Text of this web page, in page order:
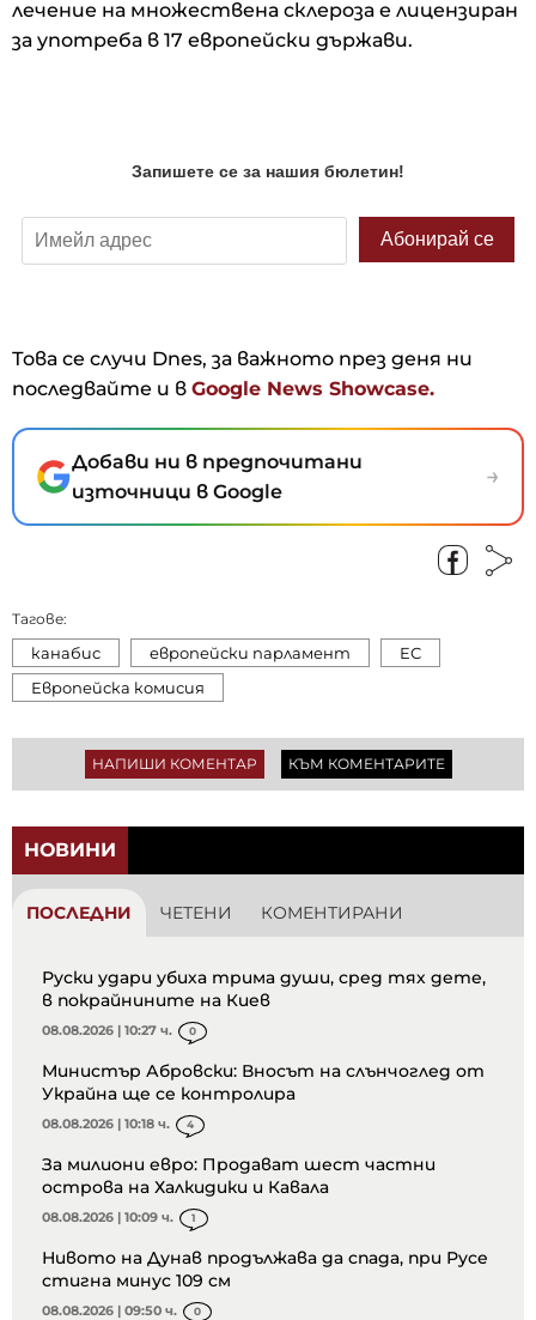
лечение на множествена склероза е лицензиран
за употреба в 17 европейски държави.
Това се случи Dnes, за важното през деня ни
последвайте и в Google News Showcase.
Добави ни в предпочитани
източници в Google
→
Тагове:
канабис европейски парламент
ЕС
Европейска комисия
НАПИШИ КОМЕНТАР КЪМ КОМЕНТАРИТЕ
НОВИНИ
ПОСЛЕДНИ ЧЕТЕНИ КОМЕНТИРАНИ
Руски удари убиха трима души, сред тях дете,
в покрайнините на Киев
08.08.2026 | 10:27 ч. 0
Министър Абровски: Вносът на слънчоглед от
Украйна ще се контролира
08.08.2026 | 10:18 ч. 4
За милиони евро: Продават шест частни
острова на Халкидики и Кавала
08.08.2026 | 10:09 ч. 1
Нивото на Дунав продължава да спада, при Русе
стигна минус 109 см
08.08.2026 | 09:50 ч. 0